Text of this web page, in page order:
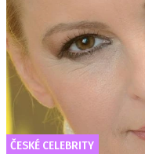
ČESKÉ CELEBRITY